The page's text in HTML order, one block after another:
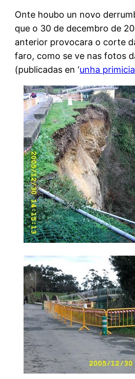
Onte houbo un novo
que o 30 de decembro de
anterior provocara o corte
faro, como se ve nas fotos
(publicadas en ‘unha